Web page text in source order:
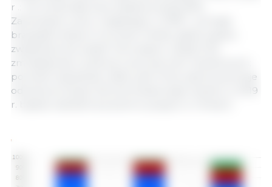
r .; UE utrzymała swój udział powyżej 60%.
Zamknięcie rynku rosyjskiego w 2018 r. pchnęło
brazylijski eksport na rynek chiński, gdzie szybko
zwiększył swój udział. Tymczasem udział USA
zmniejszył się o połowę z powodu tarć handlowych;
powinien się jednak odbić, jeśli Chiny zakończą swoje
odwetowe taryfy. Wzrost światowego handlu w 2019
r. będzie zależał od poziomu popytu w Chinach.